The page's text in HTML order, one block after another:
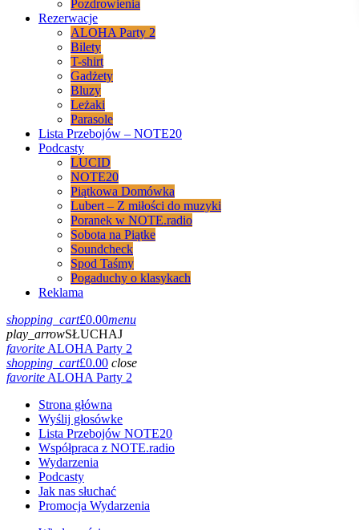
Pozdrowienia
Rezerwacje
ALOHA Party 2
Bilety
T-shirt
Gadżety
Bluzy
Leżaki
Parasole
Lista Przebojów – NOTE20
Podcasty
LUCID
NOTE20
Piątkowa Domówka
Lubert – Z miłości do muzyki
Poranek w NOTE.radio
Sobota na Piątke
Soundcheck
Spod Taśmy
Pogaduchy o klasykach
Reklama
shopping_cart£0.00menu
play_arrowSŁUCHAJ
favoriteALOHA Party 2
shopping_cart£0.00 close
favoriteALOHA Party 2
Strona główna
Wyślij głosówke
Lista Przebojów NOTE20
Współpraca z NOTE.radio
Wydarzenia
Podcasty
Jak nas słuchać
Promocja Wydarzenia